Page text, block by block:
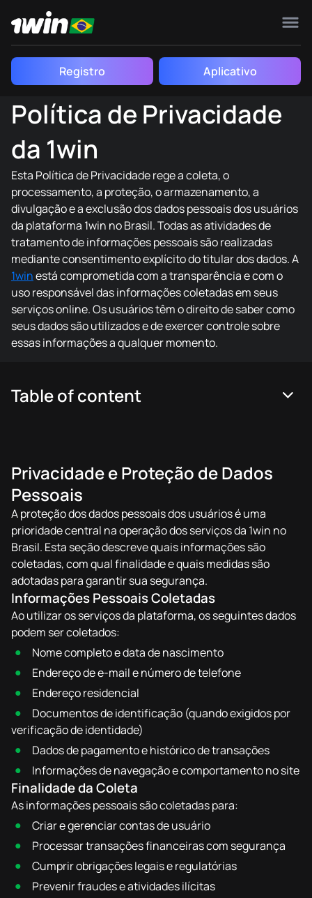
Registro Aplicativo
Home Política de Privacidade
Política de Privacidade
da 1win
Esta Política de Privacidade rege a coleta, o
processamento, a proteção, o armazenamento, a
divulgação e a exclusão dos dados pessoais dos usuários
da plataforma 1win no Brasil. Todas as atividades de
tratamento de informações pessoais são realizadas
mediante consentimento explícito do titular dos dados. A
1winestá comprometida com a transparência e com o
uso responsável das informações coletadas em seus
serviços online. Os usuários têm o direito de saber como
seus dados são utilizados e de exercer controle sobre
essas informações a qualquer momento.
Table of content
Privacidade e Proteção de Dados
Pessoais
A proteção dos dados pessoais dos usuários é uma
prioridade central na operação dos serviços da 1win no
Brasil. Esta seção descreve quais informações são
coletadas, com qual finalidade e quais medidas são
adotadas para garantir sua segurança.
Informações Pessoais Coletadas
Ao utilizar os serviços da plataforma, os seguintes dados
podem ser coletados:
Nome completo e data de nascimento
Endereço de e-mail e número de telefone
Endereço residencial
Documentos de identificação (quando exigidos por
verificação de identidade)
Dados de pagamento e histórico de transações
Informações de navegação e comportamento no site
Finalidade da Coleta
As informações pessoais são coletadas para:
Criar e gerenciar contas de usuário
Processar transações financeiras com segurança
Cumprir obrigações legais e regulatórias
Prevenir fraudes e atividades ilícitas